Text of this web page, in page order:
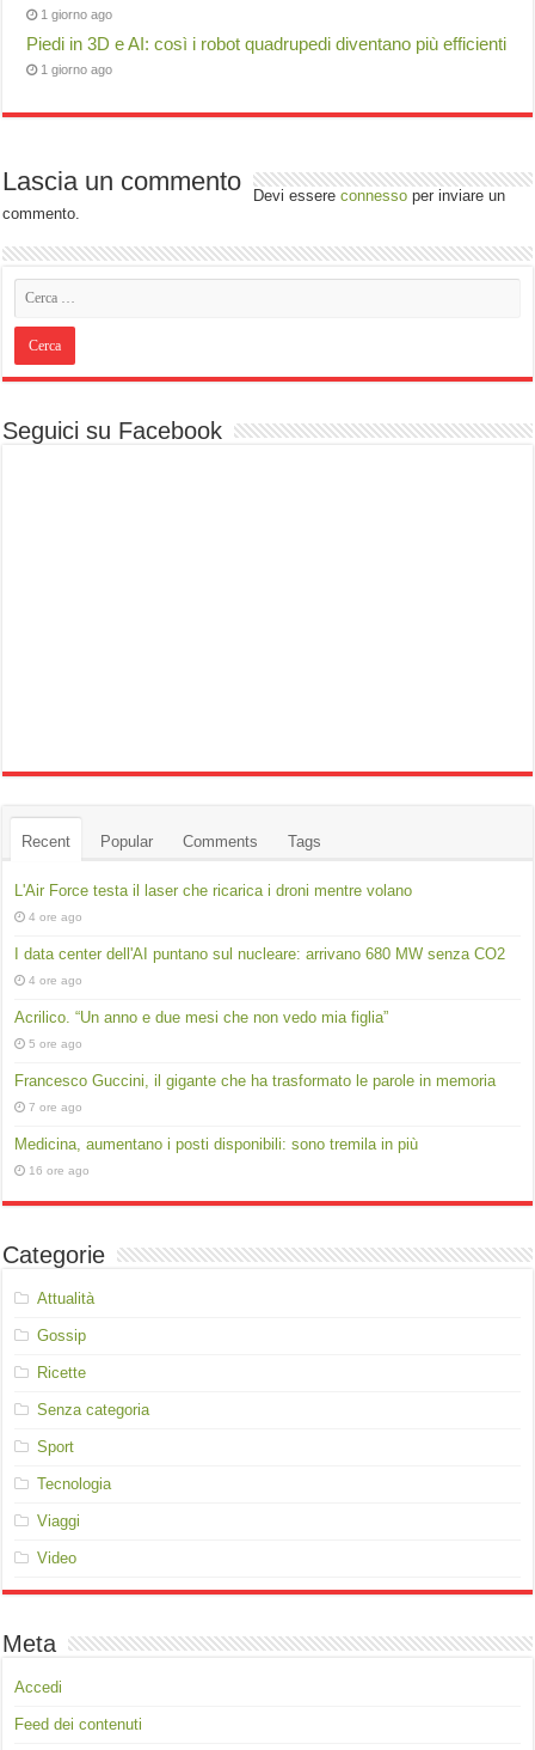
1 giorno ago
Piedi in 3D e AI: così i robot quadrupedi diventano più efficienti
1 giorno ago
Lascia un commento Devi essereconnesso per inviare un
commento.
Seguici su Facebook
Recent Popular Comments Tags
L'Air Force testa il laser che ricarica i droni mentre volano
4 ore ago
I data center dell'AI puntano sul nucleare: arrivano 680 MW senza CO2
4 ore ago
Acrilico. “Un anno e due mesi che non vedo mia figlia”
5 ore ago
Francesco Guccini, il gigante che ha trasformato le parole in memoria
7 ore ago
Medicina, aumentano i posti disponibili: sono tremila in più
16 ore ago
Categorie
Attualità
Gossip
Ricette
Senza categoria
Sport
Tecnologia
Viaggi
Video
Meta
Accedi
Feed dei contenuti